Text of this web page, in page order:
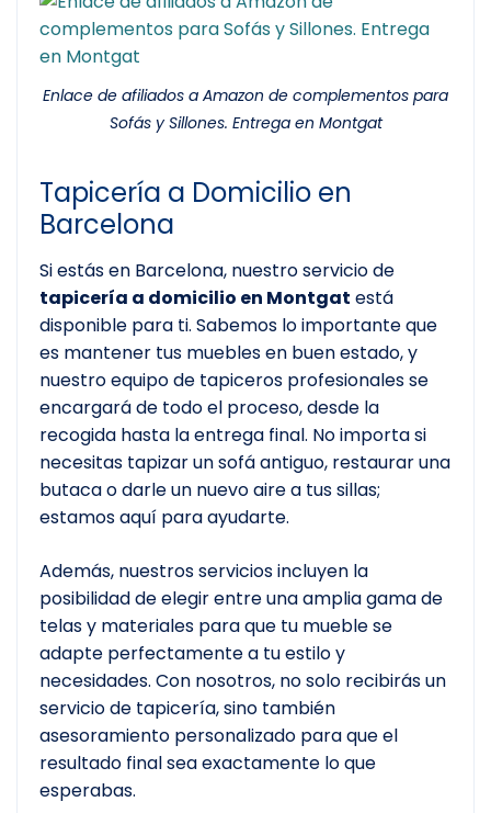
Enlace de afiliados a Amazon de complementos para
Sofás y Sillones. Entrega en Montgat
Tapicería a Domicilio en
Barcelona
Si estás en Barcelona, nuestro servicio de
tapicería a domicilio en Montgat está
disponible para ti. Sabemos lo importante que
es mantener tus muebles en buen estado, y
nuestro equipo de tapiceros profesionales se
encargará de todo el proceso, desde la
recogida hasta la entrega final. No importa si
necesitas tapizar un sofá antiguo, restaurar una
butaca o darle un nuevo aire a tus sillas;
estamos aquí para ayudarte.
Además, nuestros servicios incluyen la
posibilidad de elegir entre una amplia gama de
telas y materiales para que tu mueble se
adapte perfectamente a tu estilo y
necesidades. Con nosotros, no solo recibirás un
servicio de tapicería, sino también
asesoramiento personalizado para que el
resultado final sea exactamente lo que
esperabas.